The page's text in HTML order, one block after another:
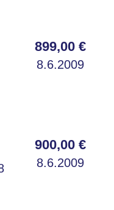
899,00 €
8.6.2009
900,00 €
8.6.2009